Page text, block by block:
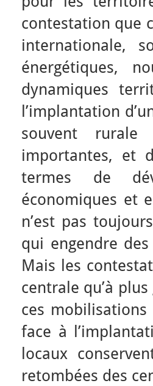
contestation que
internationale,
énergétiques,
dynamiques
l’implantation
souvent rurale
importantes, et
termes de
économiques et
n’est pas
qui engendre
Mais les
centrale qu’à
ces
face à
locaux
retombées des